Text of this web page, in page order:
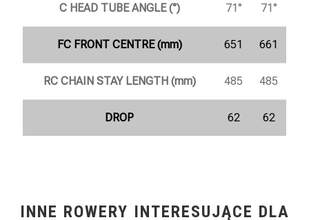
C HEAD TUBE ANGLE (°) 71° 71°
FC FRONT CENTRE (mm) 651 661
RC CHAIN STAY LENGTH (mm) 485 485
DROP 62 62
INNE ROWERY INTERESUJĄCE DLA